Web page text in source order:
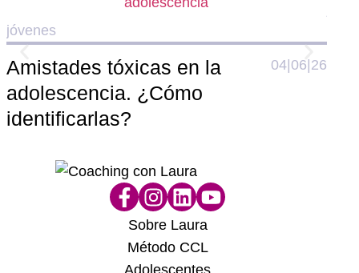
jóvenes
04|06|26
Amistades tóxicas en la
adolescencia. ¿Cómo
identificarlas?
El
Sobre Laura
Método CCL
Adolescentes